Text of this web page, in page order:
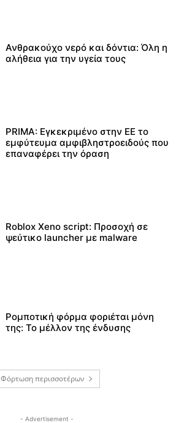
Ανθρακούχο νερό και δόντια: Όλη η
αλήθεια για την υγεία τους
PRIMA: Εγκεκριμένο στην ΕΕ το
εμφύτευμα αμφιβληστροειδούς που
επαναφέρει την όραση
Roblox Xeno script: Προσοχή σε
ψεύτικο launcher με malware
Ρομποτική φόρμα φοριέται μόνη
της: Το μέλλον της ένδυσης
Φόρτωση περισσοτέρων
- Advertisement -